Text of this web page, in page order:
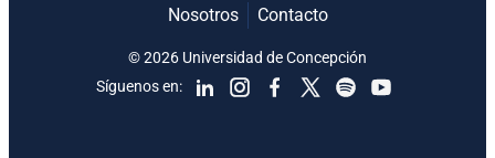
Nosotros Contacto
Síguenos en:
© 2026 Universidad de Concepción